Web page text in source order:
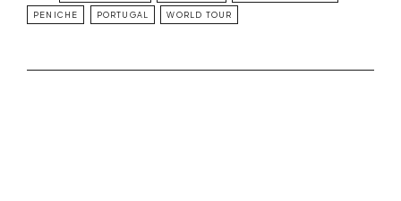
PENICHE PORTUGAL WORLD TOUR